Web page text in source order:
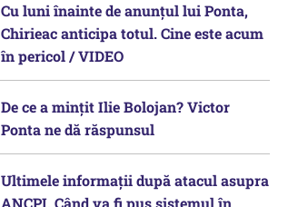
Cu luni înainte de anunțul lui Ponta,
Chirieac anticipa totul. Cine este acum
în pericol / VIDEO
De ce a mințit Ilie Bolojan? Victor
Ponta ne dă răspunsul
Ultimele informații după atacul asupra
ANCPI. Când va fi pus sistemul în